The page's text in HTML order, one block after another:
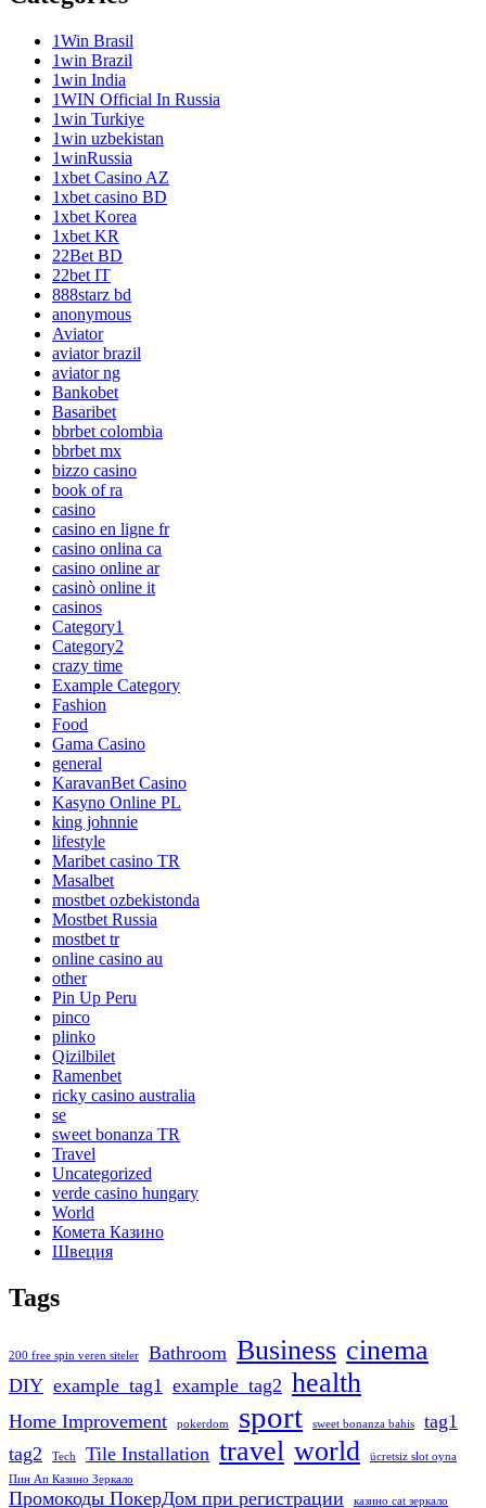
1Win Brasil
1win Brazil
1win India
1WIN Official In Russia
1win Turkiye
1win uzbekistan
1winRussia
1xbet Casino AZ
1xbet casino BD
1xbet Korea
1xbet KR
22Bet BD
22bet IT
888starz bd
anonymous
Aviator
aviator brazil
aviator ng
Bankobet
Basaribet
bbrbet colombia
bbrbet mx
bizzo casino
book of ra
casino
casino en ligne fr
casino onlina ca
casino online ar
casinò online it
casinos
Category1
Category2
crazy time
Example Category
Fashion
Food
Gama Casino
general
KaravanBet Casino
Kasyno Online PL
king johnnie
lifestyle
Maribet casino TR
Masalbet
mostbet ozbekistonda
Mostbet Russia
mostbet tr
online casino au
other
Pin Up Peru
pinco
plinko
Qizilbilet
Ramenbet
ricky casino australia
se
sweet bonanza TR
Travel
Uncategorized
verde casino hungary
World
Комета Казино
Швеция
Tags
200 free spin veren siteler Bathroom Business cinema
DIY example_tag1 example_tag2 health
Home Improvement pokerdom sport sweet bonanza bahis
tag1
tag2
Tech Tile Installation travel world
ücretsiz slot oyna
Пин Ап Казино Зеркало
Промокоды ПокерДом при регистрации казино cat зеркало